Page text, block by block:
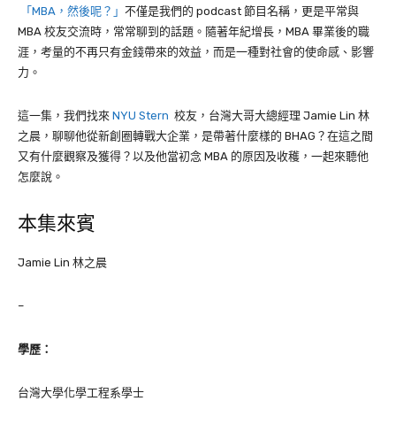
「MBA，然後呢？」 不僅是我們的 podcast 節目名稱，更是平常與
MBA 校友交流時，常常聊到的話題。隨著年紀增長，MBA 畢業後的職
涯，考量的不再只有金錢帶來的效益，而是一種對社會的使命感、影響
力。
這一集，我們找來 NYU Stern 校友，台灣大哥大總經理 Jamie Lin 林
之晨，聊聊他從新創圈轉戰大企業，是帶著什麼樣的 BHAG？在這之間
又有什麼觀察及獲得？以及他當初念 MBA 的原因及收穫，一起來聽他
怎麼說。
本集來賓
Jamie Lin 林之晨
–
學歷：
台灣大學化學工程系學士